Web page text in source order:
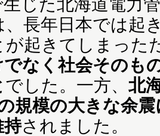
、長年日本では起
が起きてしまった
でなく社会そのも
でした。一方、 北
規模の大きな余
持されました。